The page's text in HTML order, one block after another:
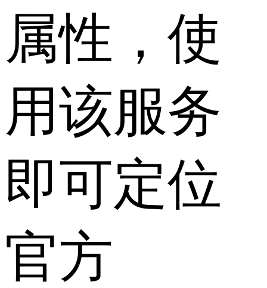
属性，使
用该服务
即可定位
官方